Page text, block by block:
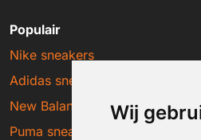
Wij
Populair
Nike sneakers
Adidas sneakers
New Balance sneakers
Puma sneakers